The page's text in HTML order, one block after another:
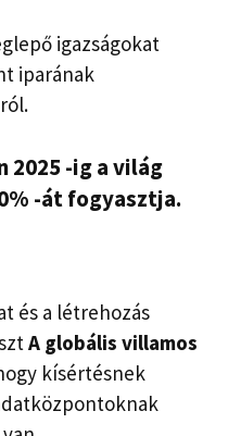
igazságokat
iparának
2025 -ig a világ
-át fogyasztja.
és a létrehozás
A globális villamos
kísértésnek